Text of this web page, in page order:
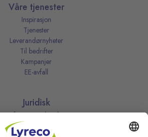
Våre tjenester
Inspirasjon
Tjenester
Leverandørnyheter
Til bedrifter
Kampanjer
EE-avfall
Juridisk
Informasjonskapsler
Kjøpsbetingelser